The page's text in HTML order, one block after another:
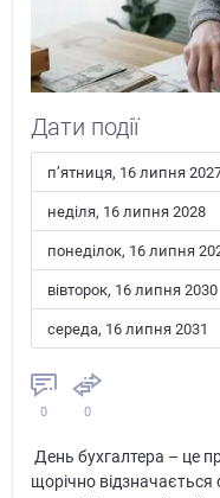
Дати події
пʼятниця, 16 липня
неділя, 16 липня 2028
понеділок, 16 липня
вівторок, 16 липня 2030
середа, 16 липня 2031
0 0
День бухгалтера – це
щорічно відзначається